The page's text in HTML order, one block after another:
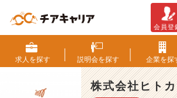
5
年
度
新
卒
会員登
求人を探す 説明会を探す 企業を探
株式会社ヒト